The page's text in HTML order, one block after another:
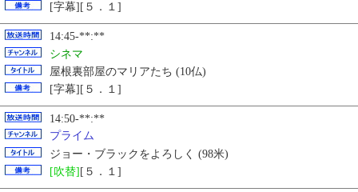
[字幕][５．１]
14:45-**:**
シネマ
屋根裏部屋のマリアたち (10仏)
[字幕][５．１]
14:50-**:**
プライム
ジョー・ブラックをよろしく (98米)
[吹替] [５．１]